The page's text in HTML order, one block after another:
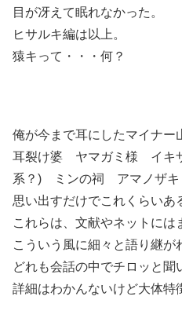
目が冴えて眠れなかった。
ヒサルキ編は以上。
猿キって・・・何？
俺が今まで耳にしたマイナー
耳裂け婆 ヤマガミ様 イキ
系？) ミンの祠 アマノザキ
思い出すだけでこれくらいあ
これらは、文献やネットには
こういう風に細々と語り継が
どれも会話の中でチロッと聞
詳細はわかんないけど大体特